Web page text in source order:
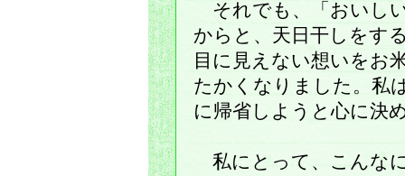
それでも、「おいし
からと、天日干しをす
目に見えない想いをお
たかくなりました。私
に帰省しようと心に決
私にとって、こんな